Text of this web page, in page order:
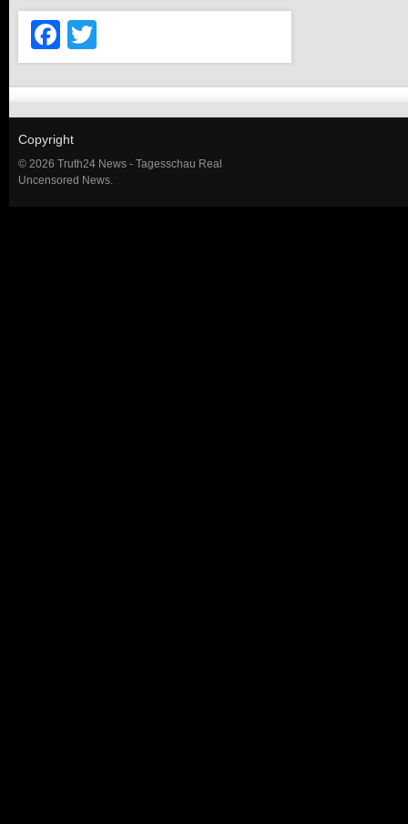
Facebook
Copyright
© 2026 Truth24 News - Tagesschau Real
Uncensored News.